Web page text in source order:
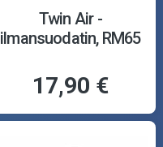
Twin Air -
ilmansuodatin, RM65
17,90 €